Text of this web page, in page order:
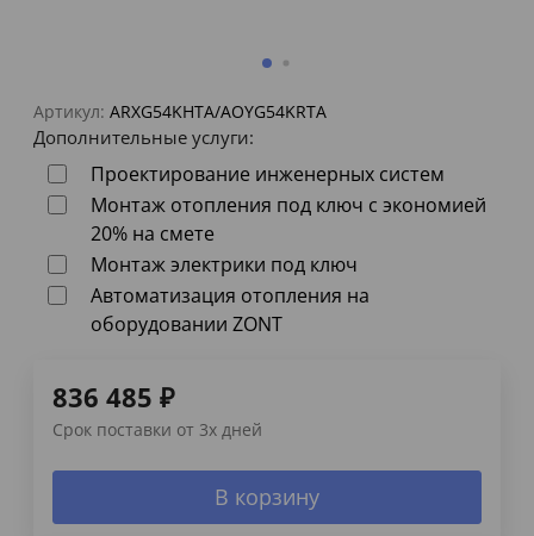
Артикул: ARXG54KHTA/AOYG54KRTA
Дополнительные услуги:
Проектирование инженерных систем
Монтаж отопления под ключ с экономией
20% на смете
Монтаж электрики под ключ
Автоматизация отопления на
оборудовании ZONT
836 485 ₽
Срок поставки от 3х дней
В корзину